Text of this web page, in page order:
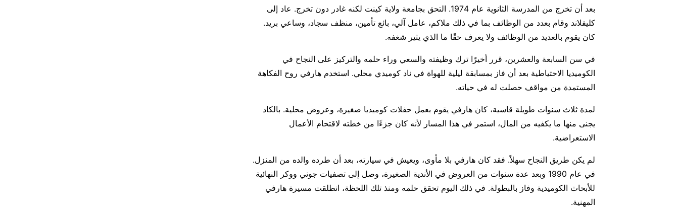
بعد أن تخرج من المدرسة الثانوية عام 1974. التحق بجامعة ولاية كينت لكنه غادر دون تخرج. عاد إلى
كليفلاند وقام بعدد من الوظائف بما في ذلك ملاكم، عامل آلي، بائع تأمين، منظف سجاد، وساعي بريد.
كان يقوم بالعديد من الوظائف ولا يعرف حقًا ما الذي يثير شغفه.
في سن السابعة والعشرين، قرر أخيرًا ترك وظيفته والسعي وراء حلمه والتركيز على النجاح في
الكوميديا الاحتياطية بعد أن فاز بمسابقة ليلية للهواة في ناد كوميدي محلي. استخدم هارفي روح الفكاهة
المستمدة من مواقف حصلت له في حياته.
لمدة ثلاث سنوات طويلة قاسية، كان هارفي يقوم بعمل حفلات كوميديا صغيرة، وعروض محلية. بالكاد
يجنى منها ما يكفيه من المال، استمر في هذا المسار لأنه كان جزءًا من خطته لاقتحام الأعمال
الاستعراضية.
لم يكن طريق النجاح سهلاً. فقد كان هارفي بلا مأوى، ويعيش في سيارته، بعد أن طرده والده من المنزل.
في عام 1990 وبعد عدة سنوات من العروض في الأندية الصغيرة، وصل إلى تصفيات جوني ووكر النهائية
للأبحاث الكوميدية وفاز بالبطولة. في ذلك اليوم تحقق حلمه ومنذ تلك اللحظة، انطلقت مسيرة هارفي
المهنية.